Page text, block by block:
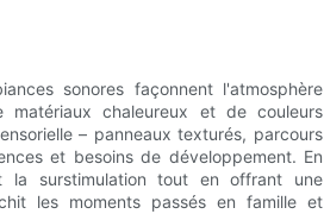
sonores façonnent l'atmosphère
matériaux chaleureux et de couleurs
– panneaux texturés, parcours
et besoins de développement. En
la surstimulation tout en offrant une
les moments passés en famille et